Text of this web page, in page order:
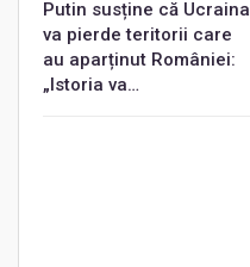
Putin susține că Ucraina
va pierde teritorii care
au aparținut României:
„Istoria va…